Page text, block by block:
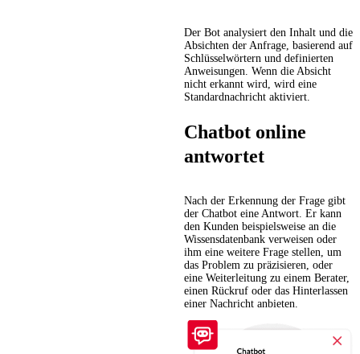
Der Bot analysiert den Inhalt und die
Absichten der Anfrage, basierend auf
Schlüsselwörtern und definierten
Anweisungen. Wenn die Absicht
nicht erkannt wird, wird eine
Standardnachricht aktiviert.
Chatbot online
antwortet
Nach der Erkennung der Frage gibt
der Chatbot eine Antwort. Er kann
den Kunden beispielsweise an die
Wissensdatenbank verweisen oder
ihm eine weitere Frage stellen, um
das Problem zu präzisieren, oder
eine Weiterleitung zu einem Berater,
einen Rückruf oder das Hinterlassen
einer Nachricht anbieten.